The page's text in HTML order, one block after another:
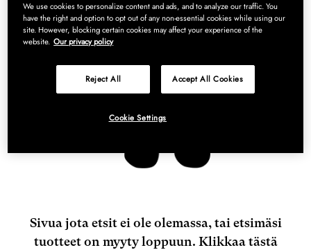
Sivua jota etsit ei ole olemassa, tai etsimäsi
tuotteet on myyty loppuun. Klikkaa tästä
We use cookies to personalize content and ads, and to analyze our traffic. You
have the right and option to opt out of any non-essential cookies while using our
site. However, blocking certain cookies may affect your experience of the
website. Our privacy policy
Reject All Accept All Cookies
Cookie Settings